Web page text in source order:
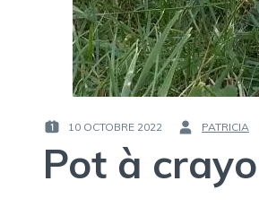
PUBLIÉ
LE :
10 OCTOBRE 2022
PAR :
PATRICIA
Pot à